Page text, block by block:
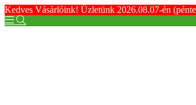
Kedves Vásárlóink! Üzletünk 2026.08.07-én